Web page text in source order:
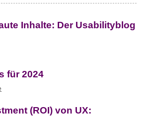
Inhalte: Der Usabilityblog
für 2024
(ROI) von UX: